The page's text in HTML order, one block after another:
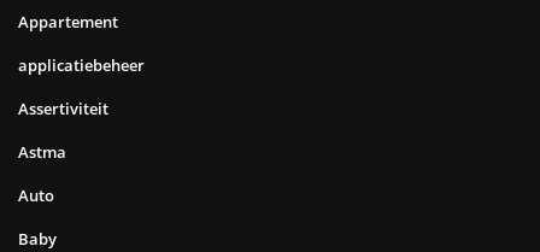
Appartement
applicatiebeheer
Assertiviteit
Astma
Auto
Baby